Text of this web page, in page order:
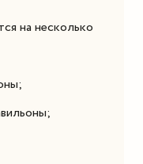
на несколько